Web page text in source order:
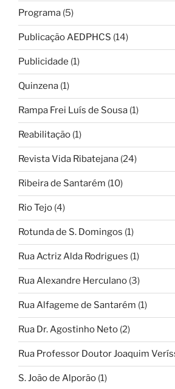
Programa (5)
Publicação AEDPHCS (14)
Publicidade (1)
Quinzena (1)
Rampa Frei Luís de Sousa (1)
Reabilitação (1)
Revista Vida Ribatejana (24)
Ribeira de Santarém (10)
Rio Tejo (4)
Rotunda de S. Domingos (1)
Rua Actriz Alda Rodrigues (1)
Rua Alexandre Herculano (3)
Rua Alfageme de Santarém (1)
Rua Dr. Agostinho Neto (2)
Rua Professor Doutor Joaquim
S. João de Alporão (1)